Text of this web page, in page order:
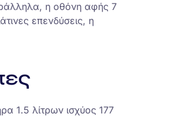
η οθόνη αφής 7
επενδύσεις, η
1.5 λίτρων ισχύος 177